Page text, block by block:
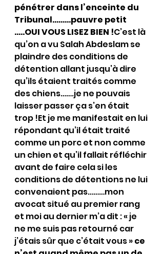
pénétrer dans l’enceinte du
Tribunal………pauvre petit
…..OUI VOUS LISEZ BIEN !C’est là
qu’on a vu Salah Abdeslam se
plaindre des conditions de
détention allant jusqu’à dire
qu’ils étaient traités comme
des chiens…….je ne pouvais
laisser passer ça s’en était
trop !Et je me manifestait en lui
répondant qu’il était traité
comme un porc et non comme
un chien et qu’il fallait réfléchir
avant de faire cela si les
conditions de détentions ne lui
convenaient pas………mon
avocat situé au premier rang
et moi au dernier m’a dit : « je
ne me suis pas retourné car
j’étais sûr que c’était vous » ce